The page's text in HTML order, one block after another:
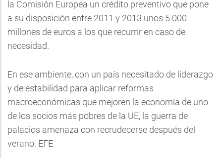
la Comisión Europea un crédito preventivo que pone
a su disposición entre 2011 y 2013 unos 5.000
millones de euros a los que recurrir en caso de
necesidad.
En ese ambiente, con un país necesitado de liderazgo
y de estabilidad para aplicar reformas
macroeconómicas que mejoren la economía de uno
de los socios más pobres de la UE, la guerra de
palacios amenaza con recrudecerse después del
verano. EFE